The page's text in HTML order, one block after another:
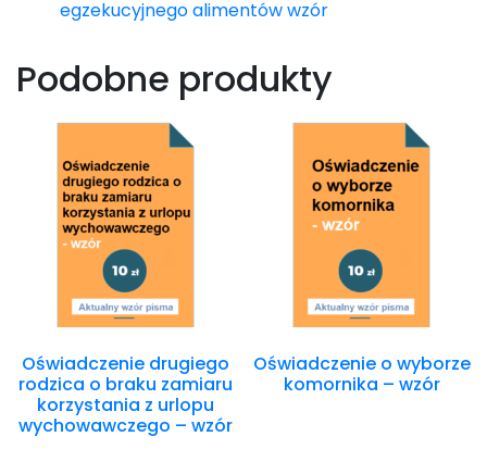
egzekucyjnego alimentów wzór
Podobne produkty
Oświadczenie drugiego
rodzica o braku zamiaru
korzystania z urlopu
wychowawczego – wzór
Oświadczenie o wyborze
komornika – wzór